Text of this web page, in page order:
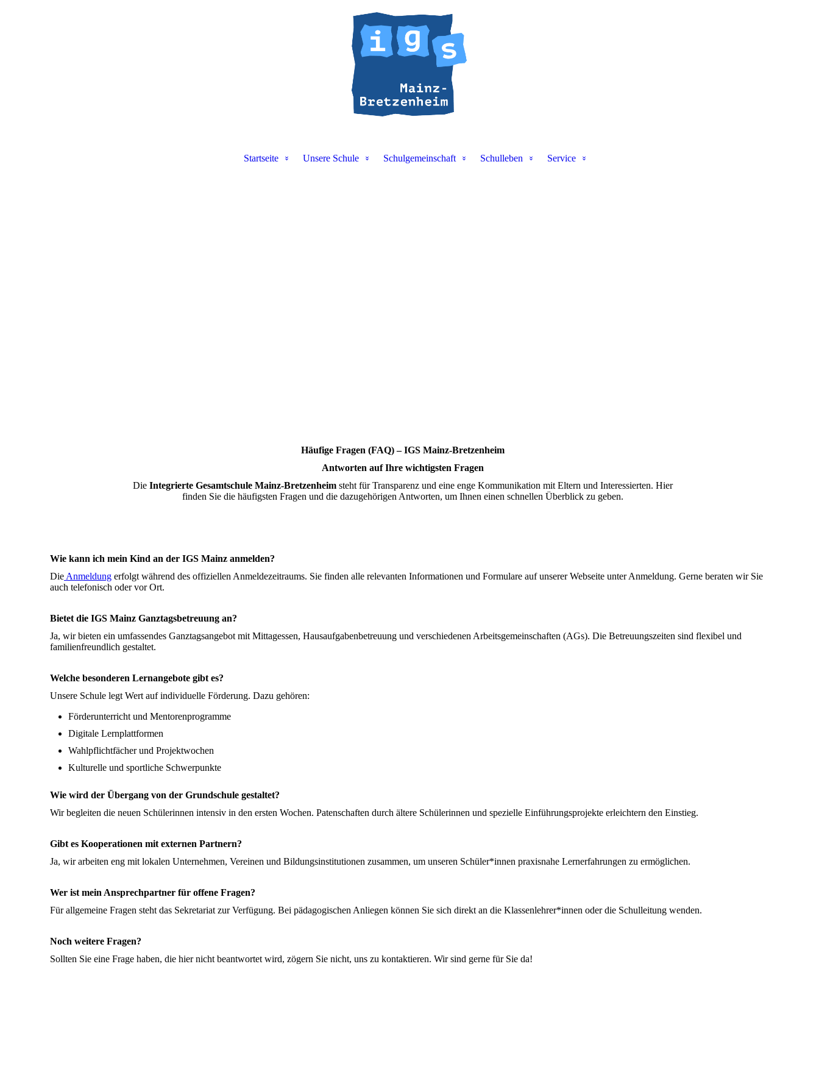
Startseite Unsere Schule Schulgemeinschaft Schulleben Service
Häufige Fragen (FAQ) – IGS Mainz-Bretzenheim
Antworten auf Ihre wichtigsten Fragen
Die Integrierte Gesamtschule Mainz-Bretzenheimsteht für Transparenz und eine enge Kommunikation mit Eltern und Interessierten. Hier
finden Sie die häufigsten Fragen und die dazugehörigen Antworten, um Ihnen einen schnellen Überblick zu geben.
Wie kann ich mein Kind an der IGS Mainz anmelden?
Die Anmeldung erfolgt während des offiziellen Anmeldezeitraums. Sie finden alle relevanten Informationen und Formulare auf unserer Webseite unter Anmeldung. Gerne beraten wir Sie
auch telefonisch oder vor Ort.
Bietet die IGS Mainz Ganztagsbetreuung an?
Ja, wir bieten ein umfassendes Ganztagsangebot mit Mittagessen, Hausaufgabenbetreuung und verschiedenen Arbeitsgemeinschaften (AGs). Die Betreuungszeiten sind flexibel und
familienfreundlich gestaltet.
Welche besonderen Lernangebote gibt es?
Unsere Schule legt Wert auf individuelle Förderung. Dazu gehören:
Förderunterricht und Mentorenprogramme
Digitale Lernplattformen
Wahlpflichtfächer und Projektwochen
Kulturelle und sportliche Schwerpunkte
Wie wird der Übergang von der Grundschule gestaltet?
Wir begleiten die neuen Schülerinnen intensiv in den ersten Wochen. Patenschaften durch ältere Schülerinnen und spezielle Einführungsprojekte erleichtern den Einstieg.
Gibt es Kooperationen mit externen Partnern?
Ja, wir arbeiten eng mit lokalen Unternehmen, Vereinen und Bildungsinstitutionen zusammen, um unseren Schüler*innen praxisnahe Lernerfahrungen zu ermöglichen.
Wer ist mein Ansprechpartner für offene Fragen?
Für allgemeine Fragen steht das Sekretariat zur Verfügung. Bei pädagogischen Anliegen können Sie sich direkt an die Klassenlehrer*innen oder die Schulleitung wenden.
Noch weitere Fragen?
Sollten Sie eine Frage haben, die hier nicht beantwortet wird, zögern Sie nicht, uns zu kontaktieren. Wir sind gerne für Sie da!